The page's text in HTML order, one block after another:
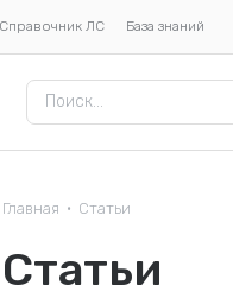
Справочник ЛС База знаний
Главная • Статьи
Статьи